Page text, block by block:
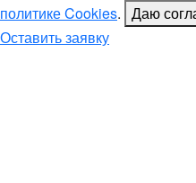
политике Cookies. Даю
Оставить заявку